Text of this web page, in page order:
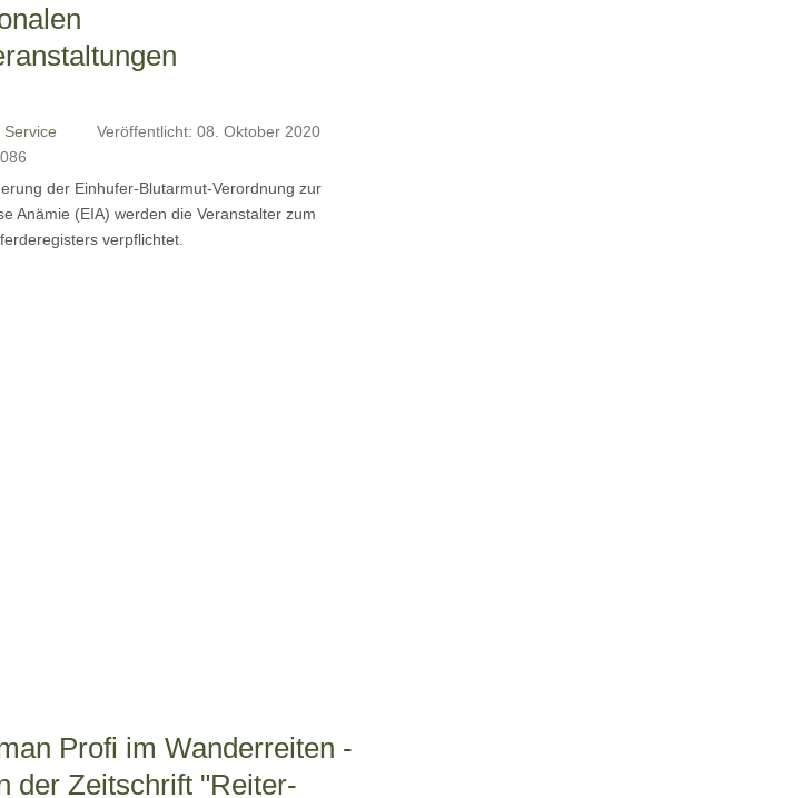
Service
Veröffentlicht: 08. Oktober 2020
der Einhufer-Blutarmut-Verordnung zur
Anämie (EIA) werden die Veranstalter zum
verpflichtet.
Profi im Wanderreiten -
der Zeitschrift "Reiter-